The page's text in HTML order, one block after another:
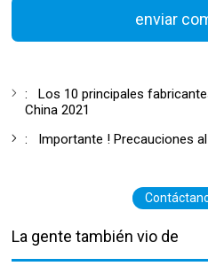
enviar
: Los 10 principales
China 2021
:
Importante ! Precauciones
La gente también vio de